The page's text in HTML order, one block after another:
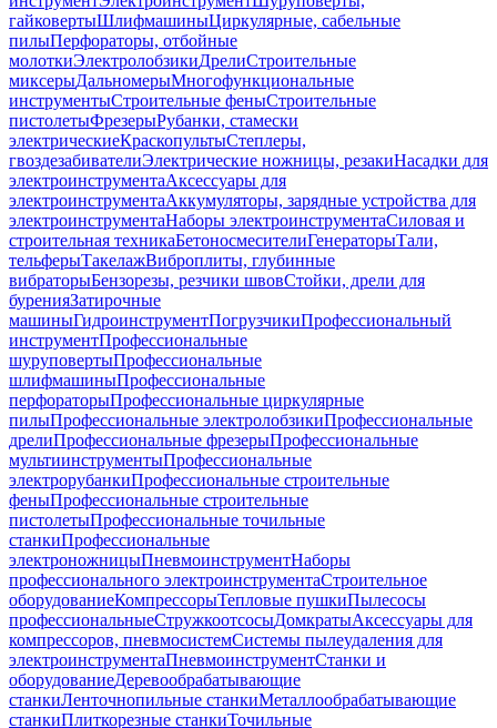
гайковертыШлифмашиныЦиркулярные, сабельные
пилыПерфораторы, отбойные
молоткиЭлектролобзикиДрелиСтроительные
миксерыДальномерыМногофункциональные
инструментыСтроительные феныСтроительные
пистолетыФрезерыРубанки, стамески
электрическиеКраскопультыСтеплеры,
гвоздезабивателиЭлектрические ножницы, резакиНасадки для
электроинструментаАксессуары для
электроинструментаАккумуляторы, зарядные устройства для
электроинструментаНаборы электроинструментаСиловая и
строительная техникаБетоносмесителиГенераторыТали,
тельферыТакелажВиброплиты, глубинные
вибраторыБензорезы, резчики швовСтойки, дрели для
буренияЗатирочные
машиныГидроинструментПогрузчикиПрофессиональный
инструментПрофессиональные
шуруповертыПрофессиональные
шлифмашиныПрофессиональные
перфораторыПрофессиональные циркулярные
пилыПрофессиональные электролобзикиПрофессиональные
дрелиПрофессиональные фрезерыПрофессиональные
мультиинструментыПрофессиональные
электрорубанкиПрофессиональные строительные
феныПрофессиональные строительные
пистолетыПрофессиональные точильные
станкиПрофессиональные
электроножницыПневмоинструментНаборы
профессионального электроинструментаСтроительное
оборудованиеКомпрессорыТепловые пушкиПылесосы
профессиональныеСтружкоотсосыДомкратыАксессуары для
компрессоров, пневмосистемСистемы пылеудаления для
электроинструментаПневмоинструментСтанки и
оборудованиеДеревообрабатывающие
станкиЛенточнопильные станкиМеталлообрабатывающие
станкиПлиткорезные станкиТочильные